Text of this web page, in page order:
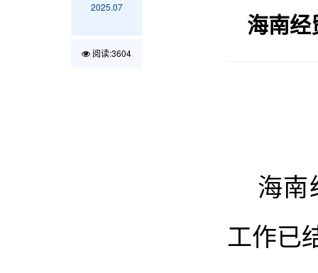
2025.07
阅读:3604
海南经
海南
工作已